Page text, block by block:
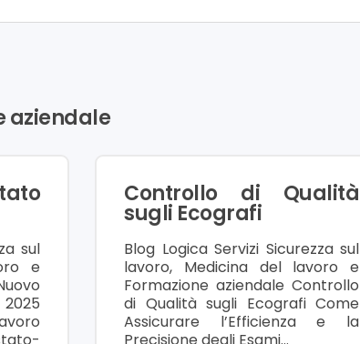
aziendale
sul
e
Controllo di Qualità
sugli Ecografi
Blog Logica Servizi Sicurezza sul
lavoro, Medicina del lavoro e
Formazione aziendale Controllo
di Qualità sugli Ecografi Come
Assicurare l’Efficienza e la